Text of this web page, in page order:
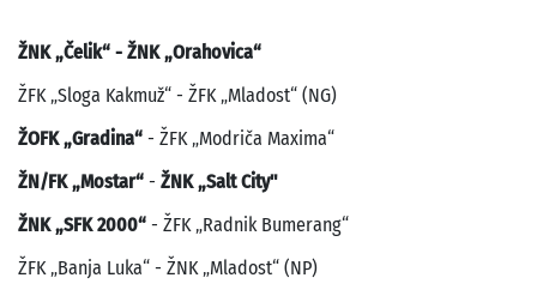
ŽNK „Čelik“ - ŽNK „Orahovica“
ŽFK „Sloga Kakmuž“ - ŽFK „Mladost“ (NG)
ŽOFK „Gradina“ - ŽFK „Modriča Maxima“
ŽN/FK „Mostar“ - ŽNK „Salt City"
ŽNK „SFK 2000“ - ŽFK „Radnik Bumerang“
ŽFK „Banja Luka“ - ŽNK „Mladost“ (NP)